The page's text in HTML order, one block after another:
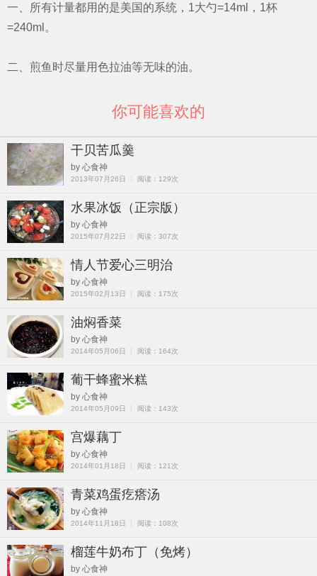
一、所有计量都用的是美国的系统，1大勺=14ml，1杯
=240ml。
二、煎鱼时尽量用色拉油等无味的油。
你可能喜欢的
干贝苦瓜羹
by 心食神
2013年07月26日 ┊ 阅读：129次
水果冰饭（正宗版）
by 心食神
2015年07月22日 ┊ 阅读：307次
情人节爱心三明治
by 心食神
2015年02月13日 ┊ 阅读：175次
油焖香菜
by 心食神
2014年05月06日 ┊ 阅读：164次
葡干蜂蜜米糕
by 心食神
2014年05月09日 ┊ 阅读：143次
宫爆藕丁
by 心食神
2014年01月18日 ┊ 阅读：121次
青菜鸡蛋疙瘩汤
by 心食神
2014年11月18日 ┊ 阅读：108次
榴莲牛奶布丁（免烤）
by 心食神